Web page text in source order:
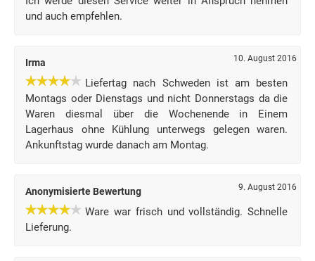
und auch empfehlen.
Irma 10. August 2016
Liefertag nach Schweden ist am besten
Montags oder Dienstags und nicht Donnerstags da die
Waren diesmal über die Wochenende in Einem
Lagerhaus ohne Kühlung unterwegs gelegen waren.
Ankunftstag wurde danach am Montag.
Anonymisierte Bewertung 9. August 2016
Ware war frisch und vollständig. Schnelle
Lieferung.